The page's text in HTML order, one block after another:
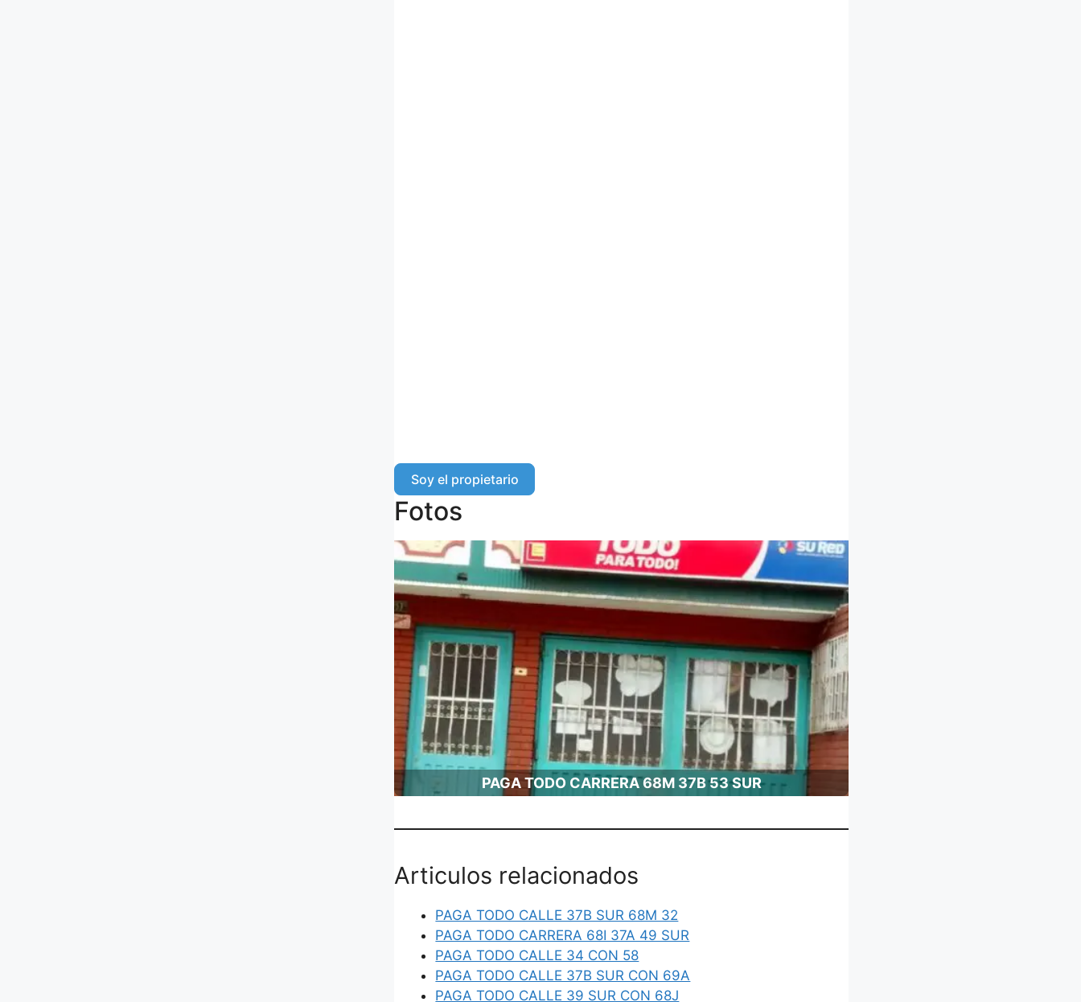
Soy el propietario
Fotos
PAGA TODO CARRERA 68M 37B 53 SUR
Articulos relacionados
PAGA TODO CALLE 37B SUR 68M 32
PAGA TODO CARRERA 68I 37A 49 SUR
PAGA TODO CALLE 34 CON 58
PAGA TODO CALLE 37B SUR CON 69A
PAGA TODO CALLE 39 SUR CON 68J